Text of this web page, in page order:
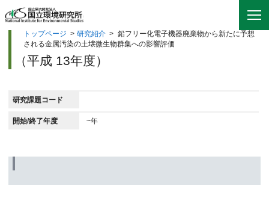
トップページ > 研究紹介 > 鉛フリー化電子機器廃棄物から新たに予想
される金属汚染の土壌微生物群集への影響評価
（平成 13年度）
研究課題コード
開始/終了年度 ~年